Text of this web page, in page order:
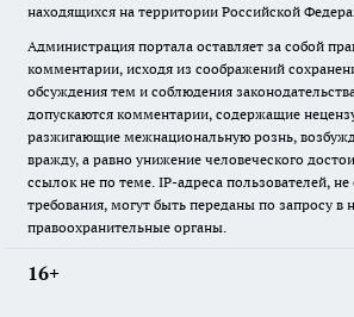
находящихся на территории Российской
Администрация портала оставляет за собой
комментарии, исходя из соображений
обсуждения тем и соблюдения
допускаются комментарии, содержащие
разжигающие межнациональную рознь,
вражду, а равно унижение человеческого
ссылок не по теме. IP-адреса пользователей,
требования, могут быть переданы по запросу в
правоохранительные органы.
16+